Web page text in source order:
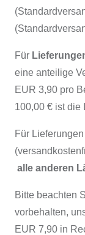
Für
eine anteilige
EUR 3,90 pro
100,00 € ist die
Für Lieferungen
alle anderen
Bitte beachten
vorbehalten,
EUR 7,90 in